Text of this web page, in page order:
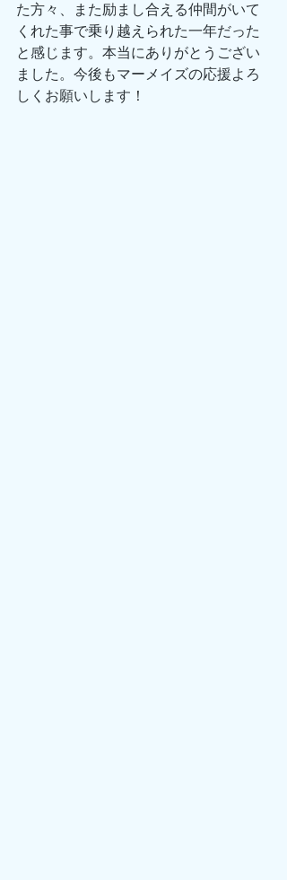
た方々、また励まし合える仲間がいて
くれた事で乗り越えられた一年だった
と感じます。本当にありがとうござい
ました。今後もマーメイズの応援よろ
しくお願いします！